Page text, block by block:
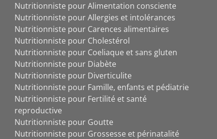
Nutritionniste pour Alimentation consciente
Nutritionniste pour Allergies et intolérances
Nutritionniste pour Carences alimentaires
Nutritionniste pour Cholestérol
Nutritionniste pour Coeliaque et sans gluten
Nutritionniste pour Diabète
Nutritionniste pour Diverticulite
Nutritionniste pour Famille, enfants et pédiatrie
Nutritionniste pour Fertilité et santé
reproductive
Nutritionniste pour Goutte
Nutritionniste pour Grossesse et périnatalité